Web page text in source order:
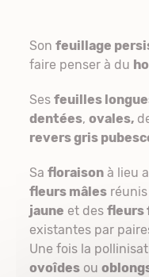
Son feuillage
faire penser à du
Ses feuilles
dentées, ovales,
revers gris
Sa floraisonà lieu
fleurs mâlesréunis
jaune et des fleurs
existantes par
Une fois la
ovoîdesou